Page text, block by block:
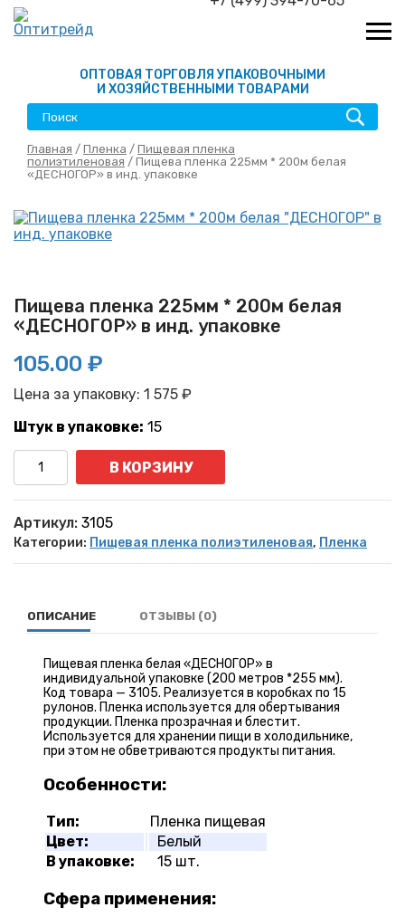
ОПТОВАЯ ТОРГОВЛЯ УПАКОВОЧНЫМИ
И ХОЗЯЙСТВЕННЫМИ ТОВАРАМИ
Главная / Пленка / Пищевая пленка
полиэтиленовая / Пищева пленка 225мм * 200м белая
«ДЕСНОГОР» в инд. упаковке
Пищева пленка 225мм * 200м белая
«ДЕСНОГОР» в инд. упаковке
105.00 ₽
Цена за упаковку: 1 575 ₽
Штук в упаковке: 15
Количество
В КОРЗИНУ
Артикул: 3105
Категории: Пищевая пленка полиэтиленовая, Пленка
ОПИСАНИЕ ОТЗЫВЫ (0)
Пищевая пленка белая «ДЕСНОГОР» в
индивидуальной упаковке (200 метров *255 мм).
Код товара — 3105. Реализуется в коробках по 15
рулонов. Пленка используется для обертывания
продукции. Пленка прозрачная и блестит.
Используется для хранении пищи в холодильнике,
при этом не обветриваются продукты питания.
Особенности:
Тип:
Пленка пищевая
Цвет:
Белый
В упаковке:
15 шт.
Сфера применения: